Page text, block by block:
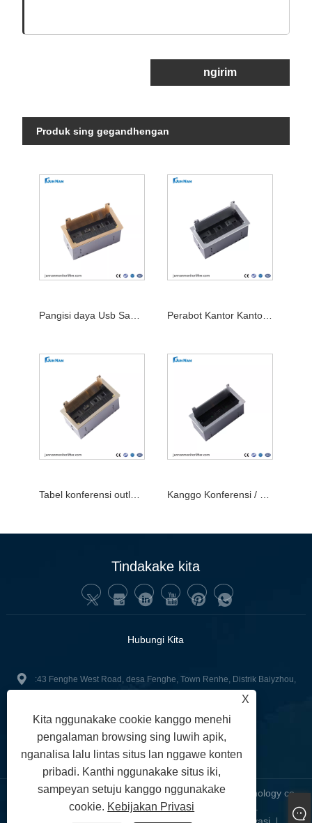
ngirim
Produk sing gegandhengan
Perabot Kantor Kantor Retes Strip Strip Campuran Desktop Reseptop
Tabel konferensi outlet outlet sing didhelikake kanthi port USB
Tindakake kita
Hubungi Kita
:43 Fenghe West Road, desa Fenghe, Town Renhe, Distrik Baiyzhou,
Telp: +86-13502416551
junnan02@gzgoge.com
Hak Cipta © 2024 Guangzhou Junnan Junivisual Technology co,
.LD. Kabeh hak dilindhungi undhang-undhang.
X
Kita nggunakake cookie kanggo menehi
pengalaman browsing sing luwih apik,
nganalisa lalu lintas situs lan nggawe konten
pribadi. Kanthi nggunakake situs iki,
sampeyan setuju kanggo nggunakake
cookie. Kebijakan Privasi